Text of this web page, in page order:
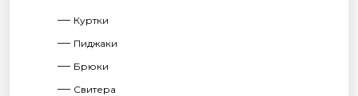
Куртки
Пиджаки
Брюки
Свитера